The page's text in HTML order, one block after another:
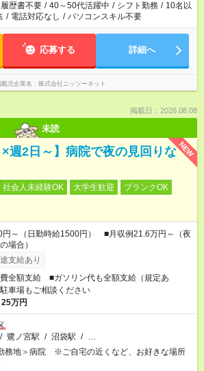
履歴書不要 / 40～50代活躍中 / シフト勤務 / 10名以
/ 電話対応なし / パソコンスキル不要
応募する 詳細へ
載元企業名 株式会社ニッソーネット
掲載日：2026.08.08
未読
NEW
×週2日～】病院で夜の見回りな
社会人未経験OK 大学生歓迎
ブランクOK
円～（日勤時給1500円） ■月収例21.6万円～（夜
場合）
支給あり
全額支給 ■ガソリン代も全額支給（規定あ
車場もご相談ください
万円
/ 鷺ノ宮駅 / 沼袋駅 / …
務地＞病院 ※ご自宅の近くなど、お好きな場所